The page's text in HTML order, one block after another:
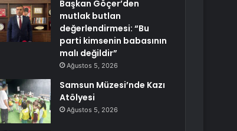
Başkan Göçer’den
mutlak butlan
değerlendirmesi: “Bu
parti kimsenin babasının
malı değildir”
Ağustos 5, 2026
Samsun Müzesi’nde Kazı
Atölyesi
Ağustos 5, 2026